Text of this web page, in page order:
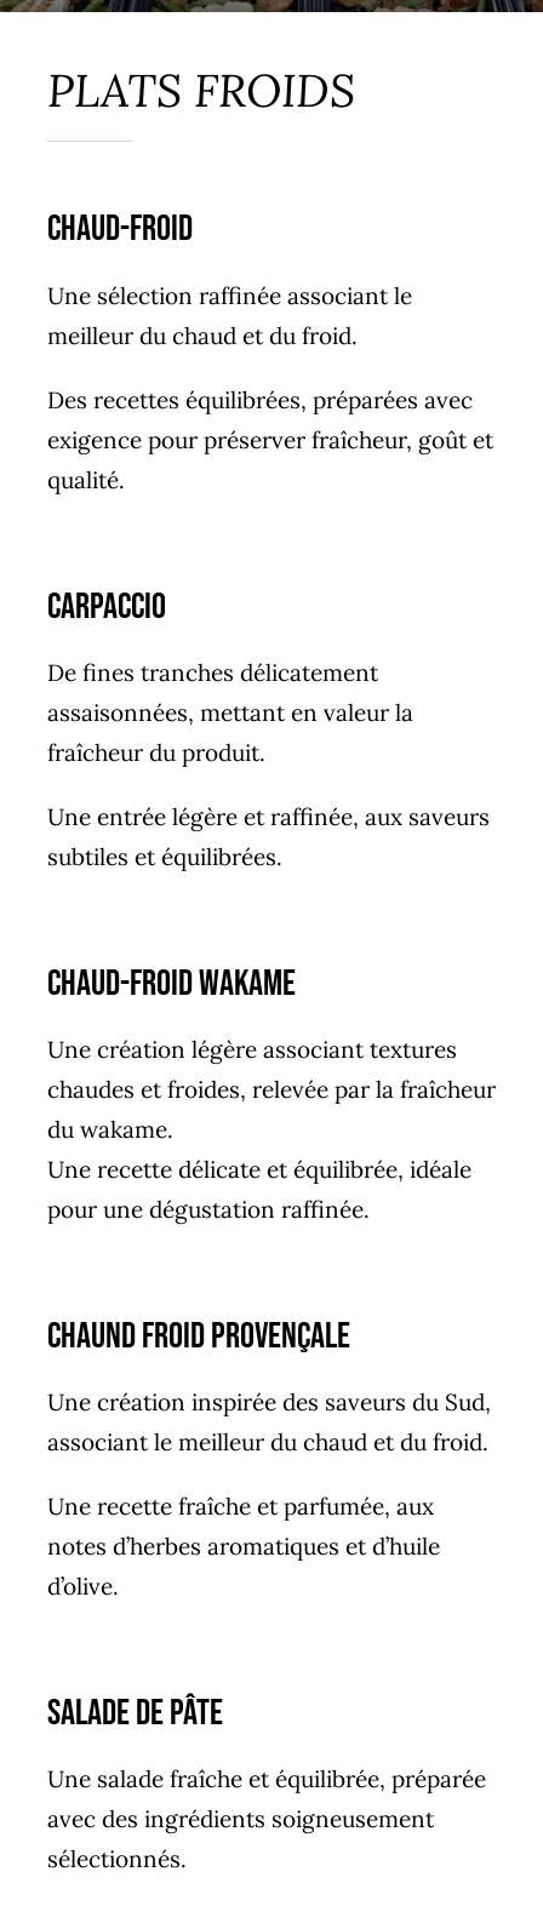
PLATS FROIDS
chaud-froid
Une sélection raffinée associant le
meilleur du chaud et du froid.
Des recettes équilibrées, préparées avec
exigence pour préserver fraîcheur, goût et
qualité.
carpaccio
De fines tranches délicatement
assaisonnées, mettant en valeur la
fraîcheur du produit.
Une entrée légère et raffinée, aux saveurs
subtiles et équilibrées.
chaud-froid wakame
Une création légère associant textures
chaudes et froides, relevée par la fraîcheur
du wakame.
Une recette délicate et équilibrée, idéale
pour une dégustation raffinée.
chaund froid provençale
Une création inspirée des saveurs du Sud,
associant le meilleur du chaud et du froid.
Une recette fraîche et parfumée, aux
notes d’herbes aromatiques et d’huile
d’olive.
salade de pâte
Une salade fraîche et équilibrée, préparée
avec des ingrédients soigneusement
sélectionnés.